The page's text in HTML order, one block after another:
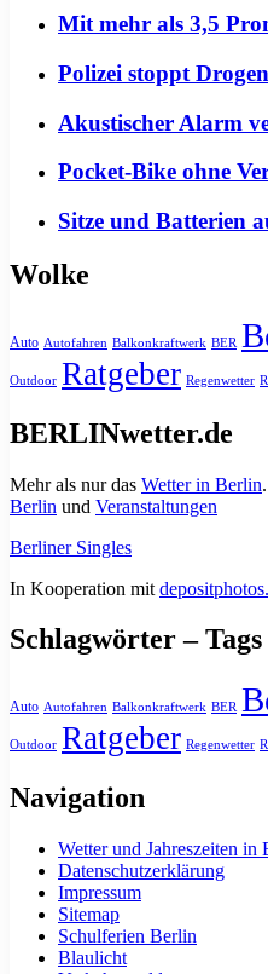
Mit mehr als 3,5
Polizei stoppt
Akustischer Alarm
Pocket-Bike ohne
Sitze und Batterien
Wolke
Auto Autofahren Balkonkraftwerk BER
Outdoor Ratgeber Regenwetter
BERLINwetter.de
Mehr als nur das Wetter in Berlin
Berlin und Veranstaltungen
Berliner Singles
In Kooperation mit
Schlagwörter – Tags
Auto Autofahren Balkonkraftwerk BER
Outdoor Ratgeber Regenwetter
Navigation
Wetter und Jahreszeiten in
Datenschutzerklärung
Impressum
Sitemap
Schulferien Berlin
Blaulicht